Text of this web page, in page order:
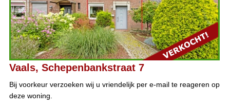
Vaals, Schepenbankstraat 7
Bij voorkeur verzoeken wij u vriendelijk per e-mail te reageren op
deze woning.